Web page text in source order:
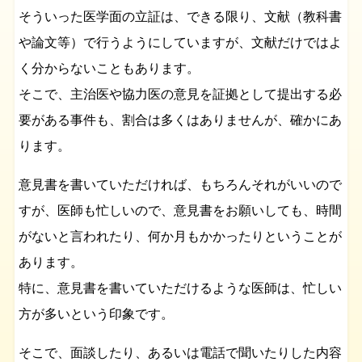
そういった医学面の立証は、できる限り、文献（教科書
や論文等）で行うようにしていますが、文献だけではよ
く分からないこともあります。
そこで、主治医や協力医の意見を証拠として提出する必
要がある事件も、割合は多くはありませんが、確かにあ
ります。
意見書を書いていただければ、もちろんそれがいいので
すが、医師も忙しいので、意見書をお願いしても、時間
がないと言われたり、何か月もかかったりということが
あります。
特に、意見書を書いていただけるような医師は、忙しい
方が多いという印象です。
そこで、面談したり、あるいは電話で聞いたりした内容